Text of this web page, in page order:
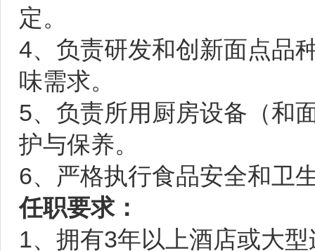
定。
4、负责研发和创新面点品
味需求。
5、负责所用厨房设备（和
护与保养。
6、严格执行食品安全和
任职要求：
1、拥有3年以上酒店或大